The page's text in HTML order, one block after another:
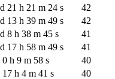
21 h 21 m 24 s
42
13 h 39 m 49 s
42
8 h 38 m 45 s
41
17 h 58 m 49 s
41
0 h 9 m 58 s
40
17 h 4 m 41 s
40